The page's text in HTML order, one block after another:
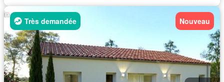
Très demandée Nouveau